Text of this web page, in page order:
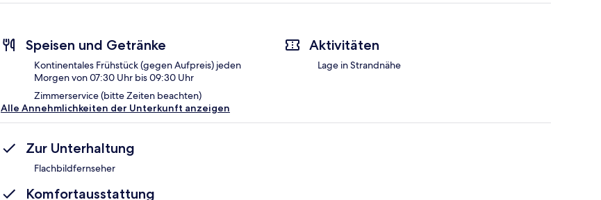
Speisen und Getränke
Kontinentales Frühstück (gegen Aufpreis) jeden
Morgen von 07:30 Uhr bis 09:30 Uhr
Zimmerservice (bitte Zeiten beachten)
Aktivitäten
Lage in Strandnähe
Alle Annehmlichkeiten der Unterkunft anzeigen
Zur Unterhaltung
Flachbildfernseher
Komfortausstattung